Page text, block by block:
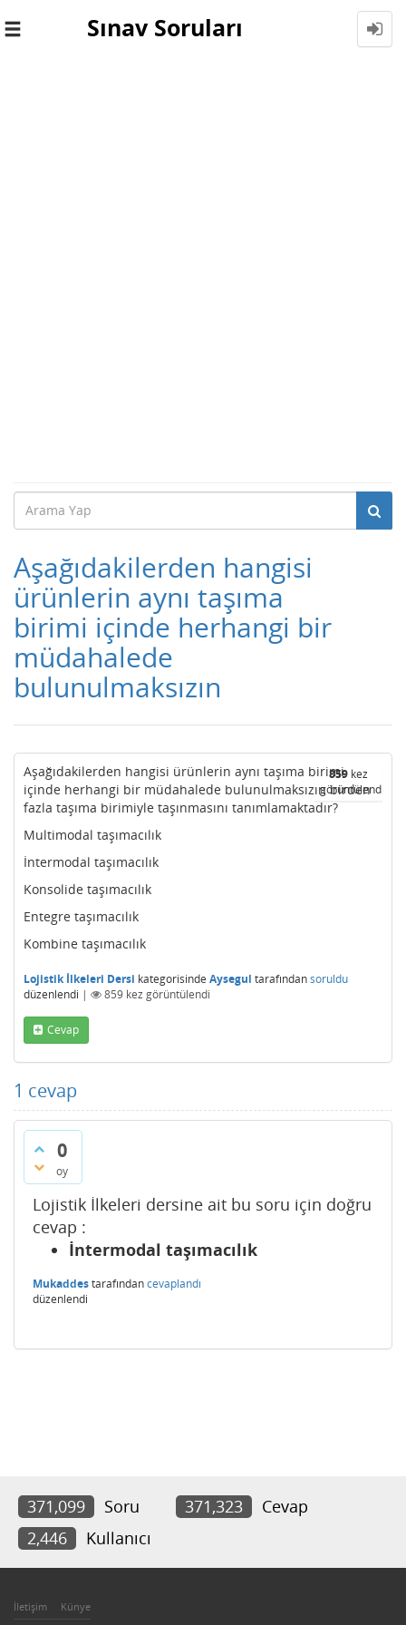
Toggle
Sınav Soruları
Aşağıdakilerden hangisi
ürünlerin aynı taşıma
birimi içinde herhangi bir
müdahalede
bulunulmaksızın
859 kez
görüntülendi
Aşağıdakilerden hangisi ürünlerin aynı taşıma birimi
içinde herhangi bir müdahalede bulunulmaksızın birden
fazla taşıma birimiyle taşınmasını tanımlamaktadır?
Multimodal taşımacılık
İntermodal taşımacılık
Konsolide taşımacılık
Entegre taşımacılık
Kombine taşımacılık
Lojistik İlkeleri Dersi kategorisinde Aysegul tarafındansoruldu
düzenlendi | 859 kez görüntülendi
Cevap
1 cevap
0
oy
Lojistik İlkeleri dersine ait bu soru için doğru
cevap :
İntermodal taşımacılık
Mukaddestarafındancevaplandı
düzenlendi
371,099 Soru 371,323
Cevap
2,446
Kullanıcı
İletişim Künye